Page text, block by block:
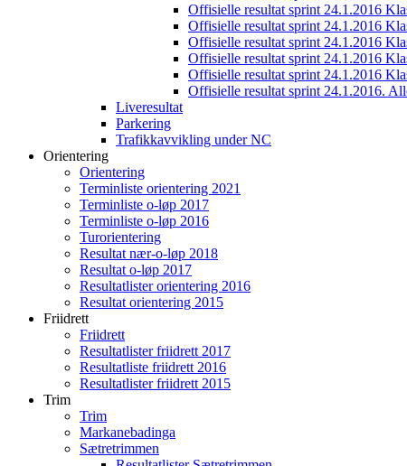
Offisielle resultat sprint 24.1.2016
Offisielle resultat sprint 24.1.2016
Offisielle resultat sprint 24.1.2016
Offisielle resultat sprint 24.1.2016
Offisielle resultat sprint 24.1.2016
Offisielle resultat sprint 24.1.2016.
Liveresultat
Parkering
Trafikkavvikling under NC
Orientering
Orientering
Terminliste orientering 2021
Terminliste o-løp 2017
Terminliste o-løp 2016
Turorientering
Resultat nær-o-løp 2018
Resultat o-løp 2017
Resultatlister orientering 2016
Resultat orientering 2015
Friidrett
Friidrett
Resultatlister friidrett 2017
Resultatliste friidrett 2016
Resultatlister friidrett 2015
Trim
Trim
Markanebadinga
Sætretrimmen